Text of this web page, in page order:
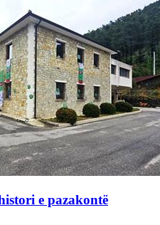
e pazakontë